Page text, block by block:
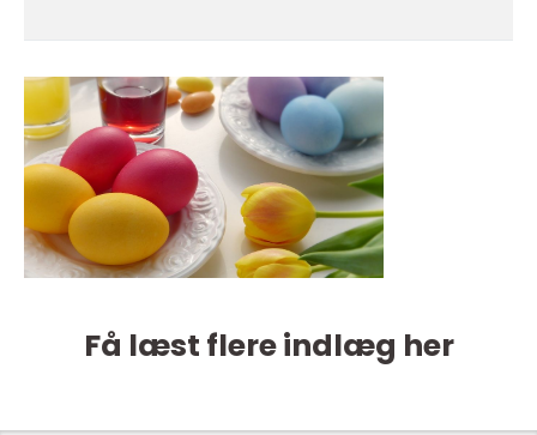
Få læst flere indlæg her